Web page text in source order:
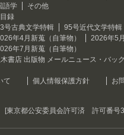
語学
その他
録
号古典文学特輯
95号近代文学特輯
年4月新蒐（自筆物）
2026年5
年7月新蒐（自筆物）
書店 出版物 メールニュース・バッ
て
個人情報保護方針
お
[東京都公安委員会許可済 許可番号